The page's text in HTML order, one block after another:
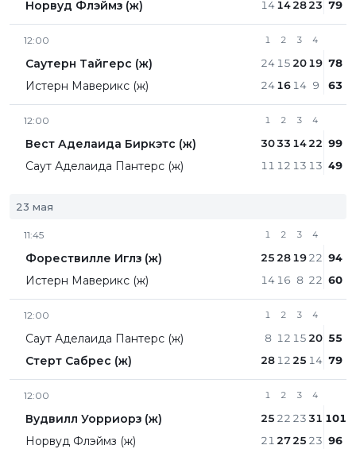
Норвуд Флэймз (ж)
14 142823 79
12:00
Саутерн Тайгерс (ж)
Истерн Маверикс (ж)
1
24
24
2
15
16
3
20
14
4
19
9
78
63
12:00
Вест Аделаида Биркэтс (ж)
Саут Аделаида Пантерс (ж)
1
30
11
2
33
12
3
14
13
4
22
13
99
49
23 мая
11:45
Форествилле Иглз (ж)
Истерн Маверикс (ж)
1
25
14
2
28
16
3
19
8
4
22
22
94
60
12:00
Саут Аделаида Пантерс (ж)
Стерт Сабрес (ж)
1
8
28
2
12
12
3
15
25
4
20
14
55
79
12:00
Вудвилл Уорриорз (ж)
Норвуд Флэймз (ж)
1
25
21
2
22
27
3
23
25
4
31
23
101
96